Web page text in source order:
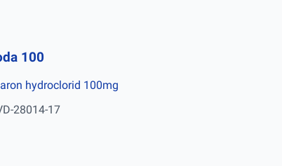
100
hydroclorid 100mg
28014-17